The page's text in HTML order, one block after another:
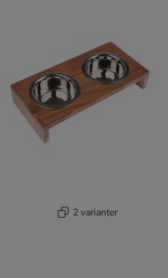
2 varianter